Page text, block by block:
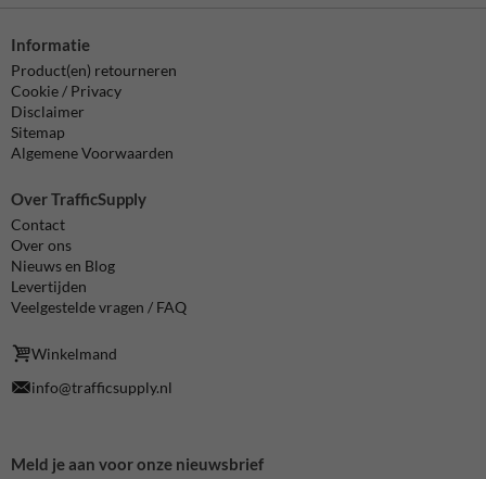
Informatie
Product(en) retourneren
Cookie / Privacy
Disclaimer
Sitemap
Algemene Voorwaarden
Over TrafficSupply
Contact
Over ons
Nieuws en Blog
Levertijden
Veelgestelde vragen / FAQ
Winkelmand
info@trafficsupply.nl
Meld je aan voor onze nieuwsbrief